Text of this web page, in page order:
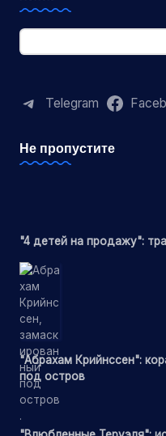
Telegram
Не пропустите
"4 детей на продажу":
"Абрахам Крийнссен":
под остров